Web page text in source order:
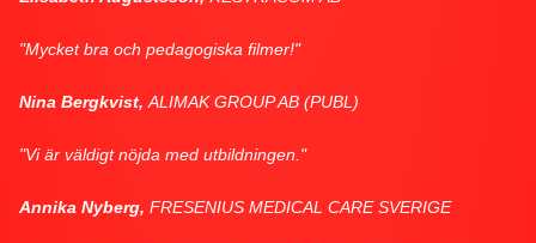
"Mycket bra och pedagogiska filmer!"
Nina Bergkvist, ALIMAK GROUP AB (PUBL)
"Vi är väldigt nöjda med utbildningen."
Annika Nyberg, FRESENIUS MEDICAL CARE SVERIGE